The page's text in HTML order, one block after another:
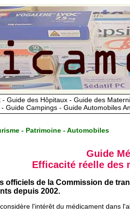
Guide des Hôpitaux - Guide des
Guide Campings - Guide Automobiles
- Patrimoine - Automobiles
Guide
Efficacité réelle des
officiels de la Commission de
depuis 2002.
l'intérêt du médicament dans